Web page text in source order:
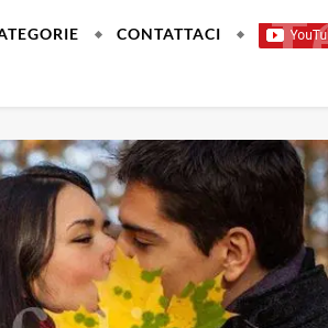
CONTATTACI